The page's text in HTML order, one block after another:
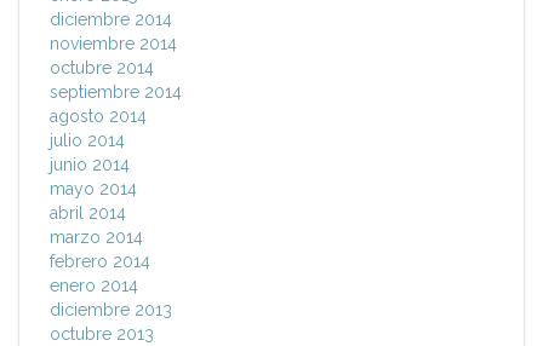
diciembre 2014
noviembre 2014
octubre 2014
septiembre 2014
agosto 2014
julio 2014
junio 2014
mayo 2014
abril 2014
marzo 2014
febrero 2014
enero 2014
diciembre 2013
octubre 2013